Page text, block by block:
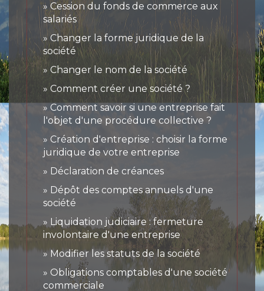
Cession du fonds de commerce aux
salariés
Changer la forme juridique de la
société
Changer le nom de la société
Comment créer une société ?
Comment savoir si une entreprise fait
l'objet d'une procédure collective ?
Création d'entreprise : choisir la forme
juridique de votre entreprise
Déclaration de créances
Dépôt des comptes annuels d'une
société
Liquidation judiciaire : fermeture
involontaire d'une entreprise
Modifier les statuts de la société
Obligations comptables d'une société
commerciale